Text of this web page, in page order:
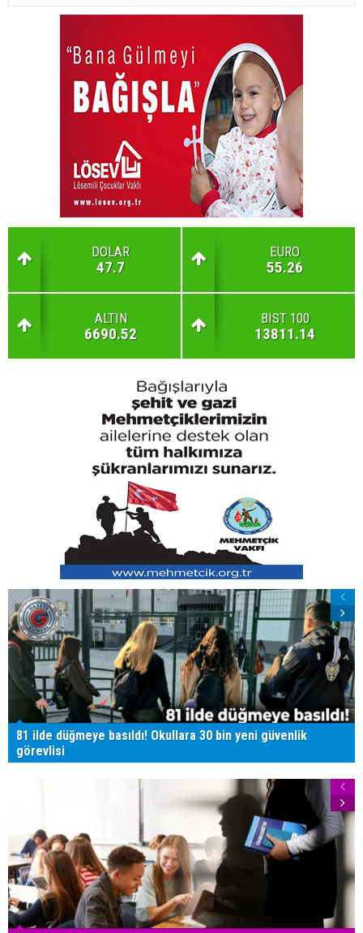
DOLAR
47.7
EURO
55.26
ALTIN
6690.52
BIST 100
13811.14
81 ilde düğmeye basıldı! Okullara 30 bin yeni güvenlik
görevlisi